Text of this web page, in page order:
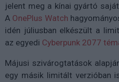
jelent meg a kínai gyártó
A OnePlus Watch
idén júliusban elkészült a
az egyedi Cyberpunk 2077
Májusi szivárogtatások
egy másik limitált verzióban